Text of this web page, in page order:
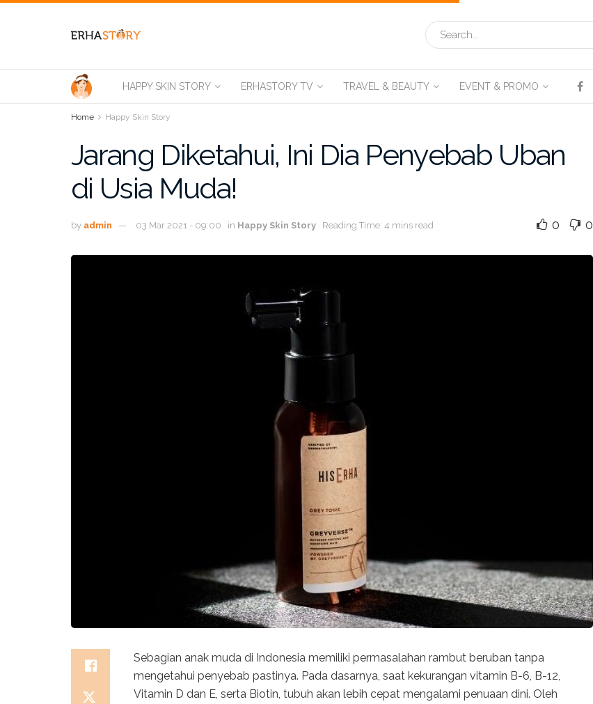
HAPPY SKIN STORY ERHASTORY TV TRAVEL & BEAUTY EVENT & PROMO
Home Happy Skin Story
Jarang Diketahui, Ini Dia Penyebab Uban
di Usia Muda!
by admin 03 Mar 2021 - 09:00 in Happy Skin Story Reading Time: 4 mins read 0 0
Sebagian anak muda di Indonesia memiliki permasalahan rambut beruban tanpa
mengetahui penyebab pastinya. Pada dasarnya, saat kekurangan vitamin B-6, B-12,
Vitamin D dan E, serta Biotin, tubuh akan lebih cepat mengalami penuaan dini. Oleh